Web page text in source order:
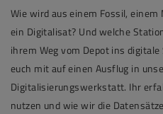
Wie wird aus einem Fossil,
ein Digitalisat? Und welche
ihrem Weg vom Depot ins
euch mit auf einen Ausflug in
Digitalisierungswerkstatt. Ihr
nutzen und wie wir die